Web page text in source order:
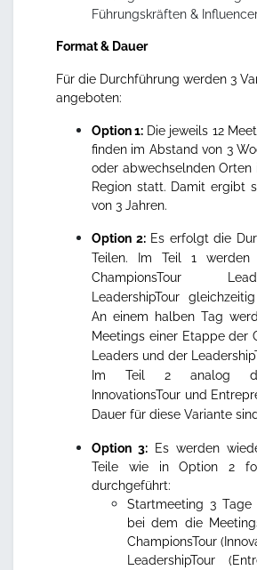
Führungskräften &
Format & Dauer
Für die Durchführung werden 3
angeboten:
Option 1: Die jeweils 12
finden im Abstand von 3
oder abwechselnden Orten
Region statt. Damit ergibt
von 3 Jahren.
Option 2: Es erfolgt die
Teilen. Im Teil 1 werden
ChampionsTour
LeadershipTour
An einem halben Tag
Meetings einer Etappe der
Leaders und der
Im Teil 2 analog
InnovationsTour und
Dauer für diese Variante
Option 3: Es werden
Teile wie in Option 2
durchgeführt:
Startmeeting 3 Tage
bei dem die
ChampionsTour
LeadershipTour